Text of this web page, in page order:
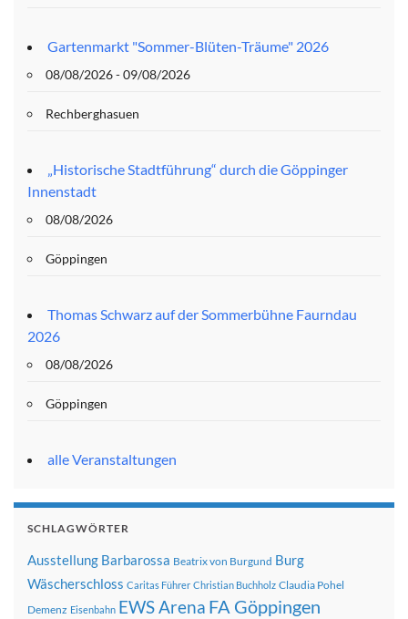
Gartenmarkt "Sommer-Blüten-Träume" 2026
08/08/2026 - 09/08/2026
Rechberghasuen
„Historische Stadtführung“ durch die Göppinger
Innenstadt
08/08/2026
Göppingen
Thomas Schwarz auf der Sommerbühne Faurndau
2026
08/08/2026
Göppingen
alle Veranstaltungen
SCHLAGWÖRTER
Ausstellung Barbarossa Beatrix von Burgund Burg
Wäscherschloss Caritas Führer Christian Buchholz Claudia Pohel
Demenz Eisenbahn EWS Arena FA Göppingen